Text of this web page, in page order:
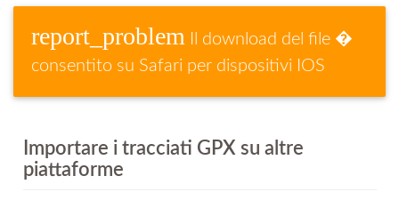
report_problem Il download del file �
consentito su Safari per dispositivi IOS
Importare i tracciati GPX su altre
piattaforme